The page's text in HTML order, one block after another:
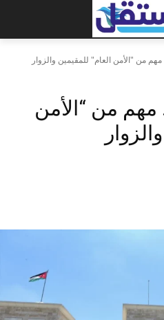
مهم من "الأمن العام" للمقيمين والزوار
مهم من “الأمن